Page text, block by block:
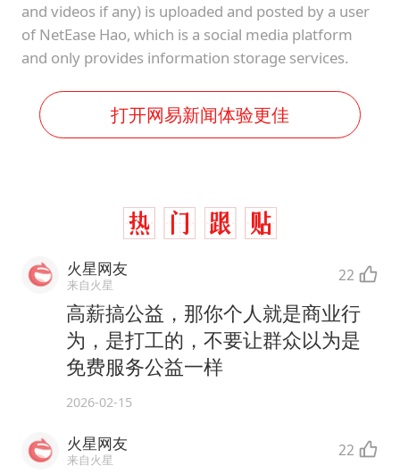
and videos if any) is uploaded and posted by a user
of NetEase Hao, which is a social media platform
and only provides information storage services.
打开网易新闻体验更佳
火星网友
来自火星 22
高薪搞公益，那你个人就是商业行
为，是打工的，不要让群众以为是
免费服务公益一样
2026-02-15
火星网友
来自火星 22